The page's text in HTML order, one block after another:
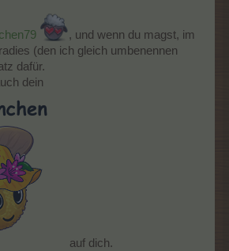
hier alles finden werde?
, und wenn du magst, im
(den ich gleich umbenennen
dafür.
dein
auf dich.